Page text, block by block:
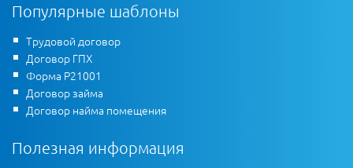
Популярные шаблоны
Трудовой договор
Договор ГПХ
Форма Р21001
Договор займа
Договор найма помещения
Полезная информация